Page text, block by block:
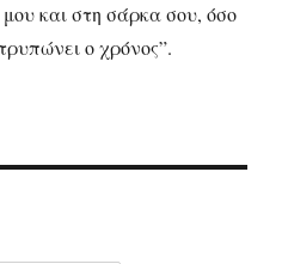
και στη σάρκα σου, όσο
ο χρόνος”.